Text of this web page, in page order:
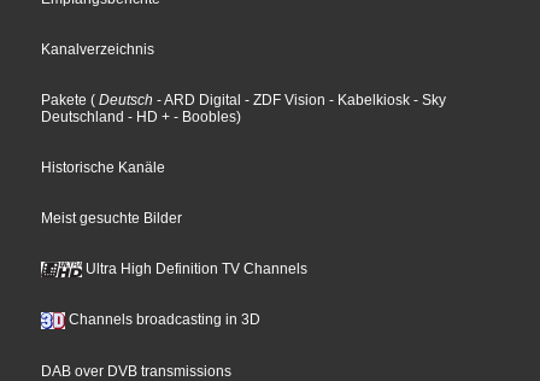
Kanalverzeichnis
Pakete ( Deutsch - ARD Digital - ZDF Vision - Kabelkiosk - Sky
Deutschland - HD + - Boobles)
Historische Kanäle
Meist gesuchte Bilder
Ultra High Definition TV Channels
Channels broadcasting in 3D
DAB over DVB transmissions